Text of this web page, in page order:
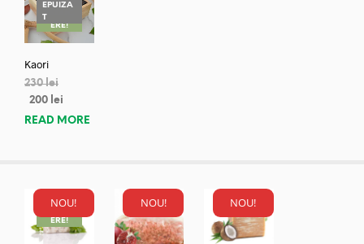
EPUIZA
TREDUC
ERE!
Kaori
230lei
200 lei
READ MORE
NOU!
REDUC
ERE!
NOU! NOU!